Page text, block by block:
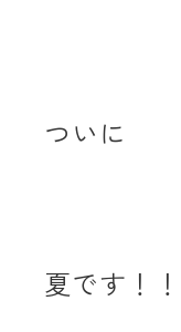
ついに
夏です！！